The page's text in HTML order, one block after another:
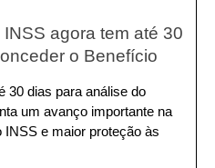
agora tem até 30
o Benefício
30 dias para análise do
um avanço importante na
INSS e maior proteção às